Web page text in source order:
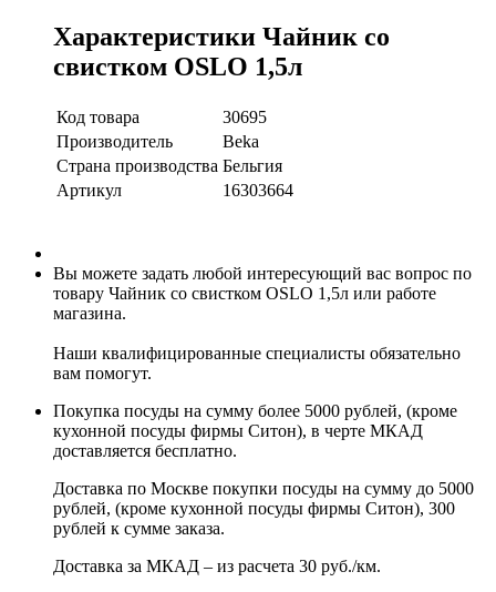
Характеристики Чайник со
свистком OSLO 1,5л
Код товара
30695
Производитель
Beka
Страна производства Бельгия
Артикул
16303664
Вы можете задать любой интересующий вас вопрос по
товару Чайник со свистком OSLO 1,5л или работе
магазина.
Наши квалифицированные специалисты обязательно
вам помогут.
Покупка посуды на сумму более 5000 рублей, (кроме
кухонной посуды фирмы Ситон), в черте МКАД
доставляется бесплатно.
Доставка по Москве покупки посуды на сумму до 5000
рублей, (кроме кухонной посуды фирмы Ситон), 300
рублей к сумме заказа.
Доставка за МКАД – из расчета 30 руб./км.